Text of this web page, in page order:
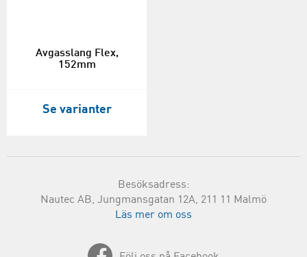
Avgasslang Flex,
152mm
Se varianter
Besöksadress:
Nautec AB, Jungmansgatan 12A, 211 11 Malmö
Läs mer om oss